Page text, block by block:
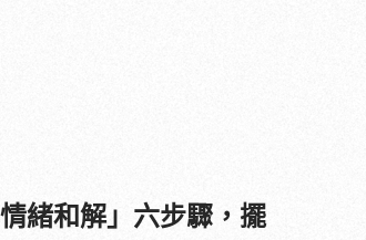
緒和解」六步驟，擺